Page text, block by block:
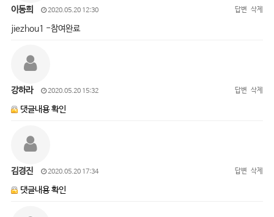
이동희 2020.05.20 12:30 답변 삭제
jiezhou1 -참여완료
강하라 2020.05.20 15:32 답변 삭제
댓글내용 확인
김경진 2020.05.20 17:34 답변 삭제
댓글내용 확인